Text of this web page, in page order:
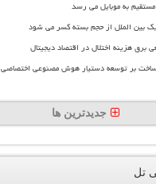
مستقیم به موبایل می رسد
بین الملل از حجم بسته کسر می شود
برق هزینه اختلال در اقتصاد دیجیتال
بر توسعه دستیار هوش مصنوعی اختصاصی
جدیدترین ها
تل